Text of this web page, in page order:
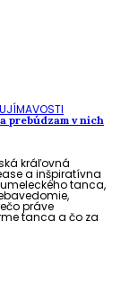
prebúdzam v nich
kráľovná
a inšpiratívna
tanca,
práve
tanca a čo za